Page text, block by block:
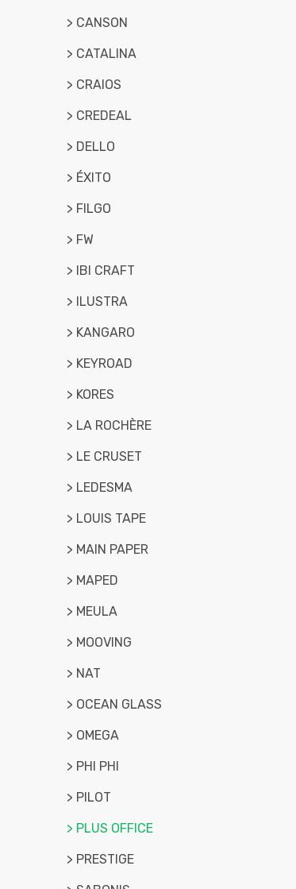
> CANSON
> CATALINA
> CRAIOS
> CREDEAL
> DELLO
> ÉXITO
> FILGO
> FW
> IBI CRAFT
> ILUSTRA
> KANGARO
> KEYROAD
> KORES
> LA ROCHÈRE
> LE CRUSET
> LEDESMA
> LOUIS TAPE
> MAIN PAPER
> MAPED
> MEULA
> MOOVING
> NAT
> OCEAN GLASS
> OMEGA
> PHI PHI
> PILOT
> PLUS OFFICE
> PRESTIGE